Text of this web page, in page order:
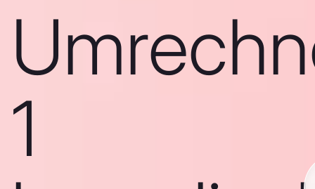
1